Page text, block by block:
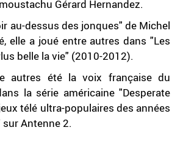
Gérard Hernandez.
au-dessus des jonques" de Michel
elle a joué entre autres dans "Les
belle la vie" (2010-2012).
autres été la voix française du
la série américaine "Desperate
télé ultra-populaires des années
Antenne 2.